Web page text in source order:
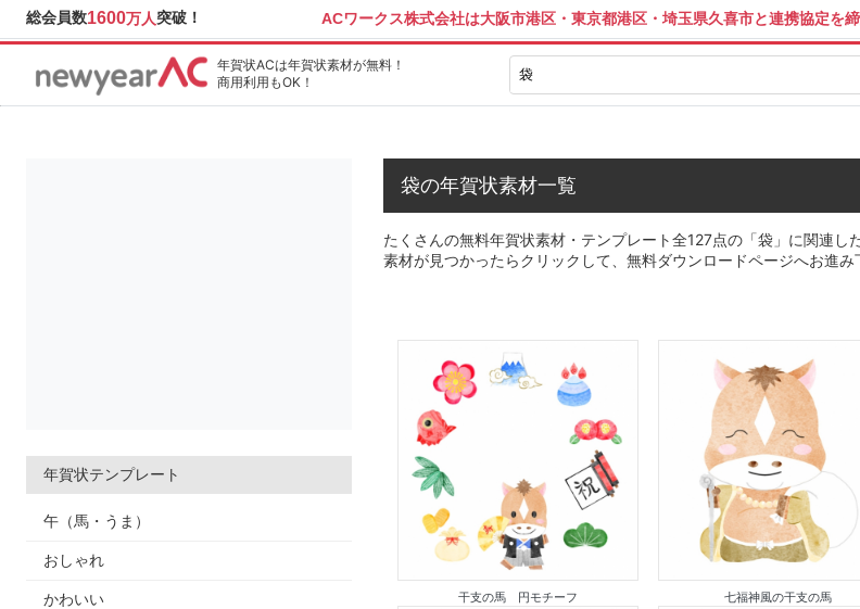
総会員数1600万人突破！ ACワークス株式会社は大阪市港区・東京都港区・埼玉県久喜市と連携協定を
年賀状ACは年賀状素材が無料！
商用利用もOK！
年賀状テンプレート
午（馬・うま）
おしゃれ
かわいい
袋の年賀状素材一覧
たくさんの無料年賀状素材・テンプレート全127点の「袋」に関連
素材が見つかったらクリックして、無料ダウンロードページへお進み
干支の馬 円モチーフ 七福神風の干支の馬